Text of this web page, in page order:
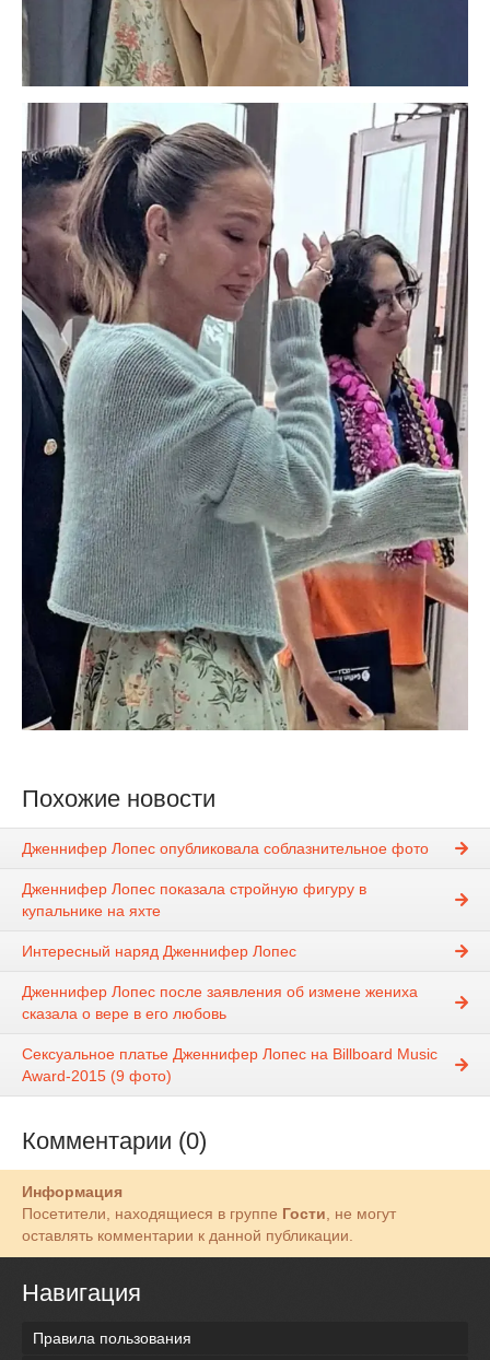
Похожие новости
Дженнифер Лопес опубликовала соблазнительное фото
Дженнифер Лопес показала стройную фигуру в
купальнике на яхте
Интересный наряд Дженнифер Лопес
Дженнифер Лопес после заявления об измене жениха
сказала о вере в его любовь
Сексуальное платье Дженнифер Лопес на Billboard Music
Award-2015 (9 фото)
Комментарии (0)
Информация
Посетители, находящиеся в группе Гости, не могут
оставлять комментарии к данной публикации.
Навигация
Правила пользования